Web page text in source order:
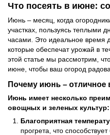
Что посеять в июне:
Июнь – месяц, когда
участках, пользуясь теплыми
часами. Это идеальное время
которые обеспечат урожай в
этой статье мы рассмотрим,
июне, чтобы ваш огород
Почему июнь – отличное
Июнь имеет несколько
овощных и зеленых культур:
Благоприятная
прогрета, что